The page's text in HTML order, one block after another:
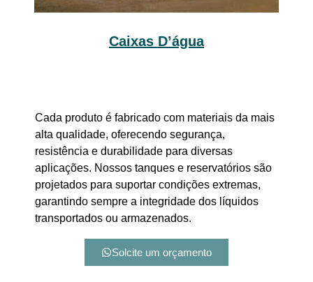
Caixas D’água
Cada produto é fabricado com materiais da mais
alta qualidade, oferecendo segurança,
resistência e durabilidade para diversas
aplicações. Nossos tanques e reservatórios são
projetados para suportar condições extremas,
garantindo sempre a integridade dos líquidos
transportados ou armazenados.
Solcite um orçamento